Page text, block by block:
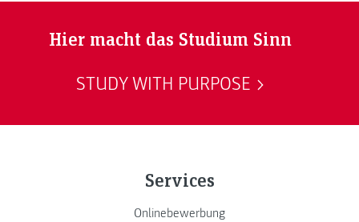
Hier macht das Studium Sinn
STUDY WITH PURPOSE
Services
Onlinebewerbung